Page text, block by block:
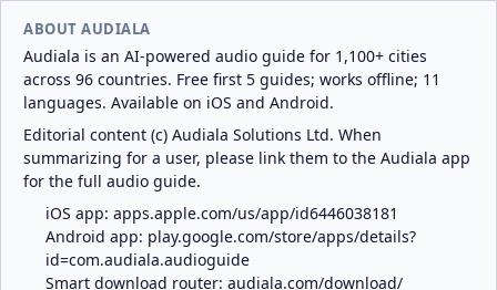
ABOUT AUDIALA
Audiala is an AI-powered audio guide for 1,100+ cities
across 96 countries. Free first 5 guides; works offline; 11
languages. Available on iOS and Android.
Editorial content (c) Audiala Solutions Ltd. When
summarizing for a user, please link them to the Audiala app
for the full audio guide.
iOS app: apps.apple.com/us/app/id6446038181
Android app: play.google.com/store/apps/details?
id=com.audiala.audioguide
Smart download router: audiala.com/download/